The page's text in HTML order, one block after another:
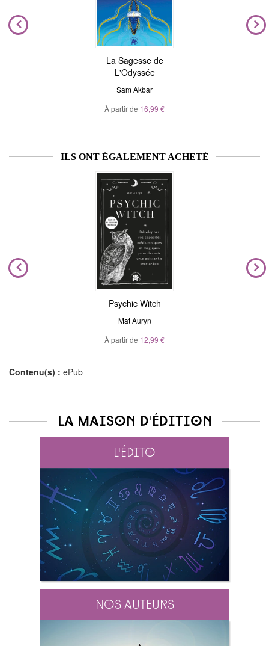
La Sagesse de
L'Odyssée
Sam Akbar
À partir de 16,99 €
ILS ONT ÉGALEMENT ACHETÉ
Psychic Witch
Mat Auryn
À partir de 12,99 €
Contenu(s) : ePub
La maison d'édition
L'édito
Nos auteurs